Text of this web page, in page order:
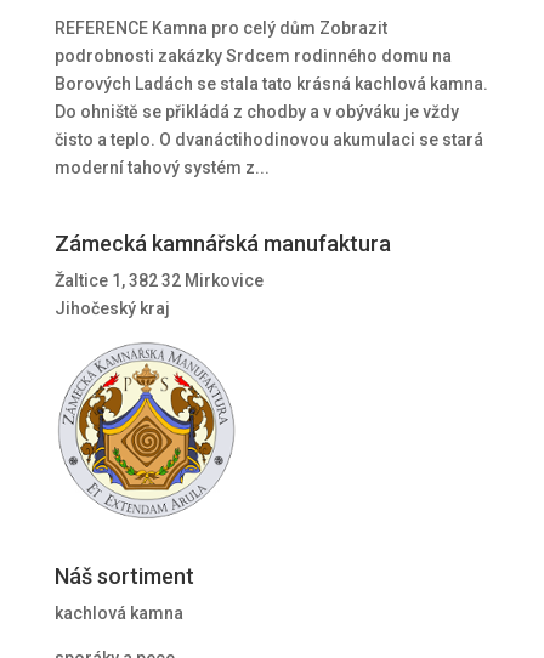
REFERENCE Kamna pro celý dům Zobrazit
podrobnosti zakázky Srdcem rodinného domu na
Borových Ladách se stala tato krásná kachlová kamna.
Do ohniště se přikládá z chodby a v obýváku je vždy
čisto a teplo. O dvanáctihodinovou akumulaci se stará
moderní tahový systém z...
Zámecká kamnářská manufaktura
Žaltice 1, 382 32 Mirkovice
Jihočeský kraj
Náš sortiment
kachlová kamna